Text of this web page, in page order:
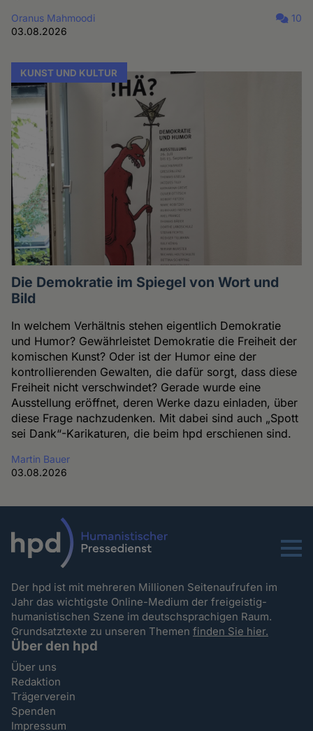
Oranus Mahmoodi
03.08.2026
10
KUNST UND KULTUR
Die Demokratie im Spiegel von Wort und
Bild
In welchem Verhältnis stehen eigentlich Demokratie
und Humor? Gewährleistet Demokratie die Freiheit der
komischen Kunst? Oder ist der Humor eine der
kontrollierenden Gewalten, die dafür sorgt, dass diese
Freiheit nicht verschwindet? Gerade wurde eine
Ausstellung eröffnet, deren Werke dazu einladen, über
diese Frage nachzudenken. Mit dabei sind auch „Spott
sei Dank“-Karikaturen, die beim hpd erschienen sind.
Martin Bauer
03.08.2026
Menu
Der hpd ist mit mehreren Millionen Seitenaufrufen im
Jahr das wichtigste Online-Medium der freigeistig-
humanistischen Szene im deutschsprachigen Raum.
Grundsatztexte zu unseren Themenfinden Sie hier.
Über den hpd
Über uns
Redaktion
Trägerverein
Spenden
Impressum